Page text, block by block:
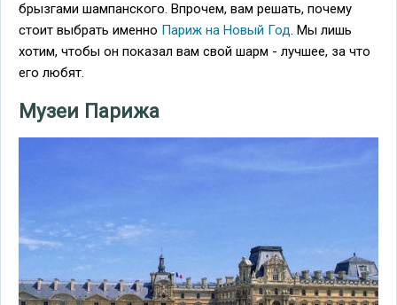
брызгами шампанского. Впрочем, вам решать, почему
стоит выбрать именно Париж на Новый Год. Мы лишь
хотим, чтобы он показал вам свой шарм - лучшее, за что
его любят.
Музеи Парижа